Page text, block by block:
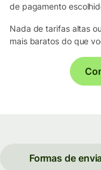
de pagamento
Nada de tarifas altas
mais baratos do que
Formas de